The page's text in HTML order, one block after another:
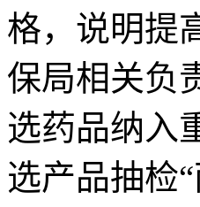
格，说明提
保局相关负
选药品纳入
选产品抽检